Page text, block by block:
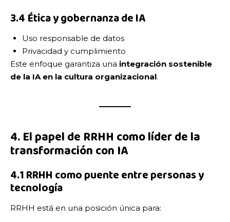
3.4 Ética y gobernanza de IA
Uso responsable de datos
Privacidad y cumplimiento
Este enfoque garantiza una integración sostenible
de la IA en la cultura organizacional.
4. El papel de RRHH como líder de la
transformación con IA
4.1 RRHH como puente entre personas y
tecnología
RRHH está en una posición única para: